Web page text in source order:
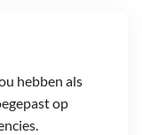
hebben als
op